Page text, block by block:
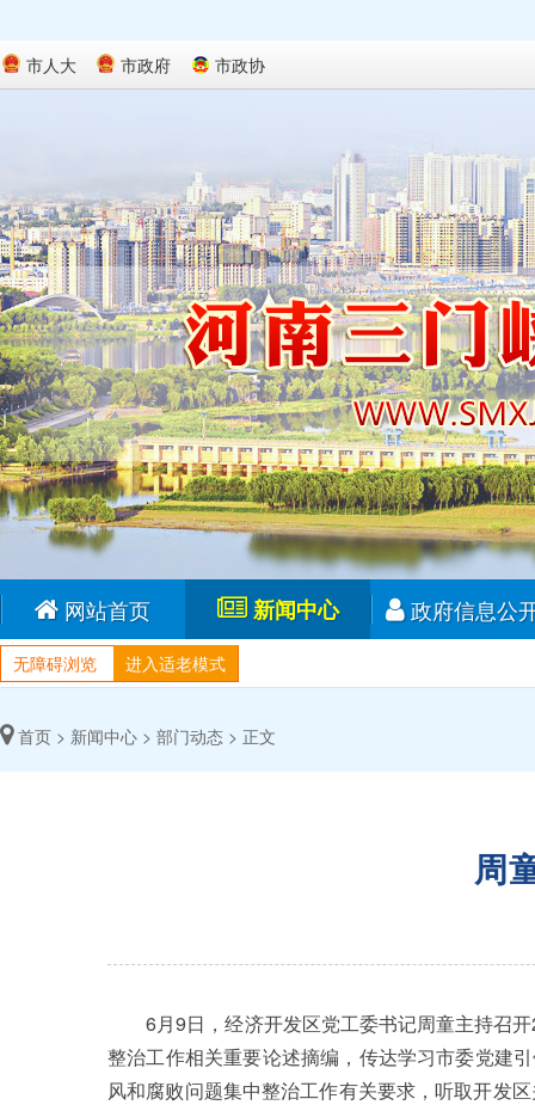
市人大 市政府 市政协
网站首页 新闻中心 政府信息公
无障碍浏览 进入适老模式
首页 > 新闻中心 > 部门动态 > 正文
周
6月9日，经济开发区党工委书记周童主持召开
整治工作相关重要论述摘编，传达学习市委党建
风和腐败问题集中整治工作有关要求，听取开发